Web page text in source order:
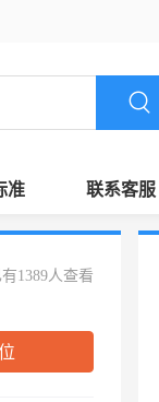
准 联系客服
有1389人查看